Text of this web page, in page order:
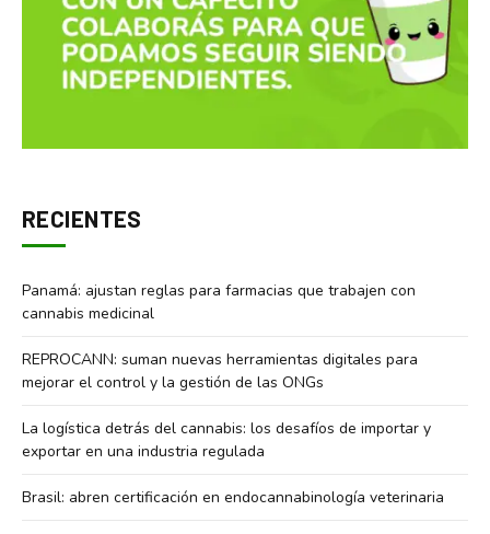
RECIENTES
Panamá: ajustan reglas para farmacias que trabajen con
cannabis medicinal
REPROCANN: suman nuevas herramientas digitales para
mejorar el control y la gestión de las ONGs
La logística detrás del cannabis: los desafíos de importar y
exportar en una industria regulada
Brasil: abren certificación en endocannabinología veterinaria